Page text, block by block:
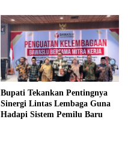
Bupati Tekankan Pentingnya
Sinergi Lintas Lembaga Guna
Hadapi Sistem Pemilu Baru